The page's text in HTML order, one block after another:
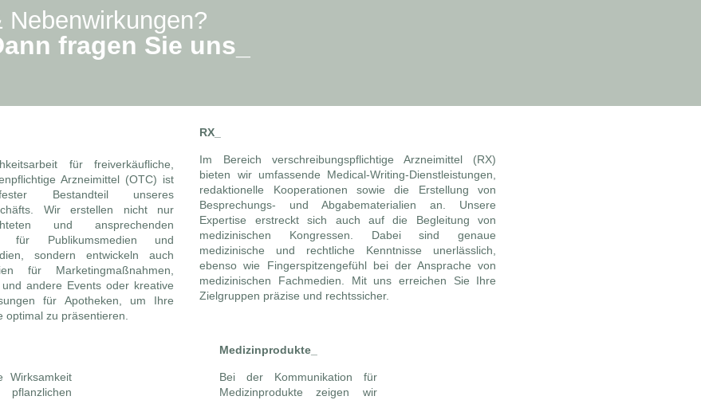
Nebenwirkungen?
fragen Sie uns_
RX_
Im Bereich verschreibungspflichtige Arzneimittel (RX)
bieten wir umfassende Medical-Writing-Dienstleistungen,
redaktionelle Kooperationen sowie die Erstellung von
Besprechungs- und Abgabematerialien an. Unsere
Expertise erstreckt sich auch auf die Begleitung von
medizinischen Kongressen. Dabei sind genaue
medizinische und rechtliche Kenntnisse unerlässlich,
ebenso wie Fingerspitzengefühl bei der Ansprache von
medizinischen Fachmedien. Mit uns erreichen Sie Ihre
Zielgruppen präzise und rechtssicher.
für freiverkäufliche,
Arzneimittel (OTC) ist
Bestandteil unseres
Wir erstellen nicht nur
und ansprechenden
für Publikumsmedien und
sondern entwickeln auch
für Marketingmaßnahmen,
und andere Events oder kreative
für Apotheken, um Ihre
optimal zu präsentieren.
Wirksamkeit
Medizinprodukte_
Bei der Kommunikation für
Medizinprodukte zeigen wir